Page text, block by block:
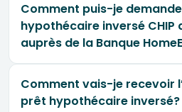
Comment puis-je
hypothécaire inversé CHIP
auprès de la Banque
Comment vais-je recevoir
prêt hypothécaire inversé?